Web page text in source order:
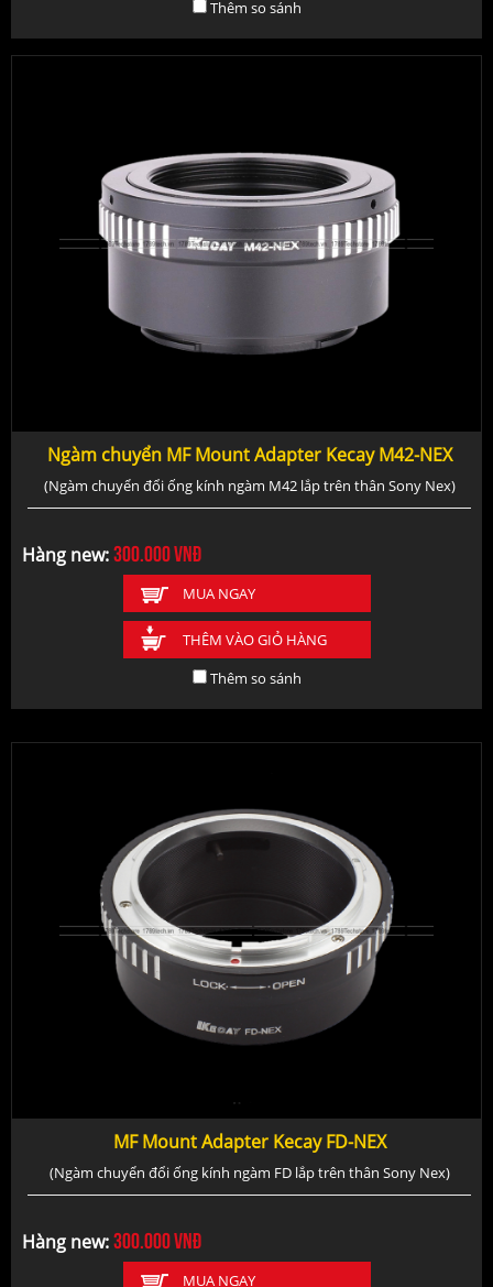
Thêm so sánh
Ngàm chuyển MF Mount Adapter Kecay M42-NEX
(Ngàm chuyển đổi ống kính ngàm M42 lắp trên thân Sony Nex)
Hàng new:300.000vnđ
MUA NGAY
THÊM VÀO GIỎ HÀNG
Thêm so sánh
MF Mount Adapter Kecay FD-NEX
(Ngàm chuyển đổi ống kính ngàm FD lắp trên thân Sony Nex)
Hàng new:300.000vnđ
MUA NGAY